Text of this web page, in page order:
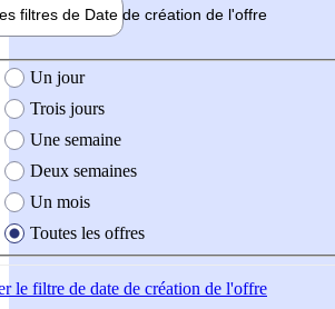
filtres de Date de création de l'offre
création de l'offre
Un jour
Trois jours
Une semaine
Deux semaines
Un mois
Toutes les offres
le filtre de date de création de l'offre